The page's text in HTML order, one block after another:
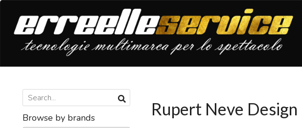
Rupert Neve Design
Browse by brands